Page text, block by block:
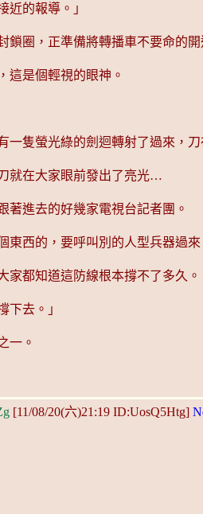
近的報導。」
圈，正準備將轉播車不要命的開
這是個輕視的眼神。
一隻螢光綠的劍迴轉射了過來，
就在大家眼前發出了亮光…
著進去的好幾家電視台記者團。
東西的，要呼叫別的人型兵器過來
家都知道這防線根本撐不了多久。
下去。」
一。
[11/08/20(六)21:19 ID:UosQ5Htg]